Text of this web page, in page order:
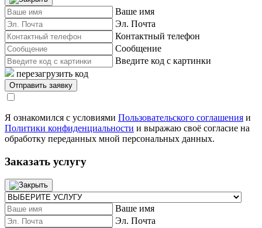
Ваше имя
Эл. Почта
Контактный телефон
Сообщение
Введите код с картинки
перезагрузить код
Я ознакомился с условиями Пользовательского соглашения и
Политики конфиденциальности и выражаю своё согласие на
обработку переданных мной персональных данных.
Заказать услугу
Ваше имя
Эл. Почта